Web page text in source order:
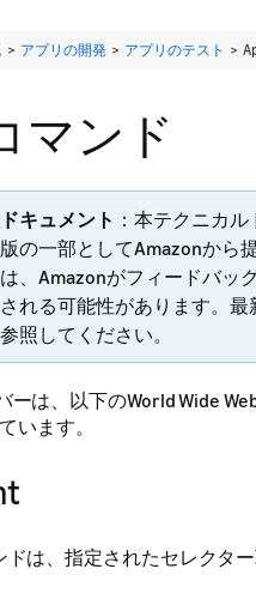
> アプリの開発 > アプリのテスト >
マンド
キュメント ：本テクニカ
の一部としてAmazonから
、Amazonがフィードバッ
れる可能性があります。最
照してください。
ーは、以下のWorld Wide
います。
ドは、指定されたセレクタ